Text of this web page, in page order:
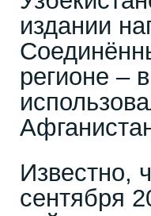
издании
регионе –
Известно,
сентября